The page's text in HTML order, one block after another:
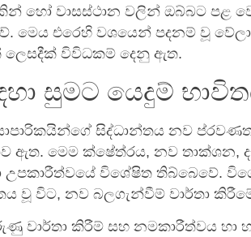
හෝ වාසස්ථාන වලින් ඔබ්බට පළ
මෙය එරෙහි වශයෙන් පදනම් වූ
විවිධකම් දෙනු ඇත.
සුමට යෙදුම්
සිද්ධාන්තය නව
ඇත. මෙම ක්ෂේත්රය, නව
විශේෂිත තිබ්බෙවේ.
වූ විට, නව බලගැන්වීම් වාර්තා
වාර්තා කිරීම් සහ නමකාරීත්වය හා